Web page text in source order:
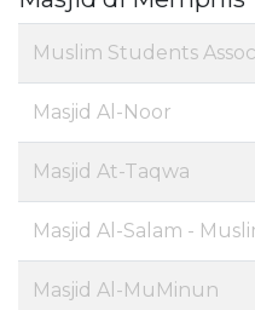
Muslim Students
Masjid Al-Noor
Masjid At-Taqwa
Masjid Al-Salam -
Masjid Al-MuMinun